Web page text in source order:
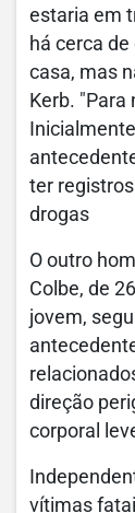
estaria em
há cerca
casa, mas
Kerb.
ter
drogas
O outro
Colbe, de
jovem,
direção
corporal
vítimas